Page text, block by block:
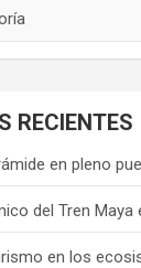
RECIENTES
en pleno
del Tren Maya
en los